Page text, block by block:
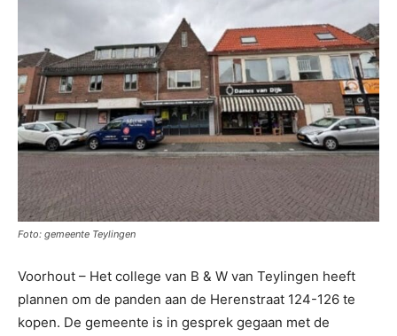
Foto: gemeente Teylingen
Voorhout – Het college van B & W van Teylingen heeft
plannen om de panden aan de Herenstraat 124-126 te
kopen. De gemeente is in gesprek gegaan met de